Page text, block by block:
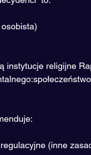
instytucje religijne
(inne